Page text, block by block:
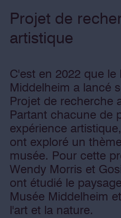
Projet de
artistique
C'est en 2022 que le
Middelheim a lancé
Projet de recherche
Partant chacune de
expérience
ont exploré un
musée. Pour cette
Wendy Morris et
ont étudié le
Musée Middelheim
l'art et la nature.